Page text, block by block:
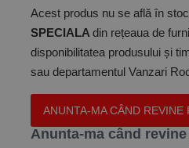
Acest produs nu se află în
SPECIALA din rețeaua de
disponibilitatea produsului și
sau departamentul Vanzari
ANUNTA-MA CÂND REVINE
Anunta-ma când